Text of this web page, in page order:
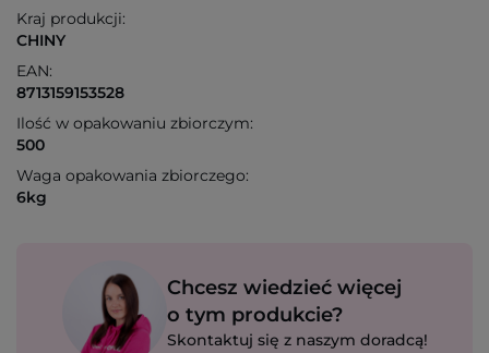
Kraj produkcji:
CHINY
EAN:
8713159153528
Ilość w opakowaniu zbiorczym:
500
Waga opakowania zbiorczego:
6kg
Chcesz wiedzieć więcej
o tym produkcie?
Skontaktuj się z naszym doradcą!